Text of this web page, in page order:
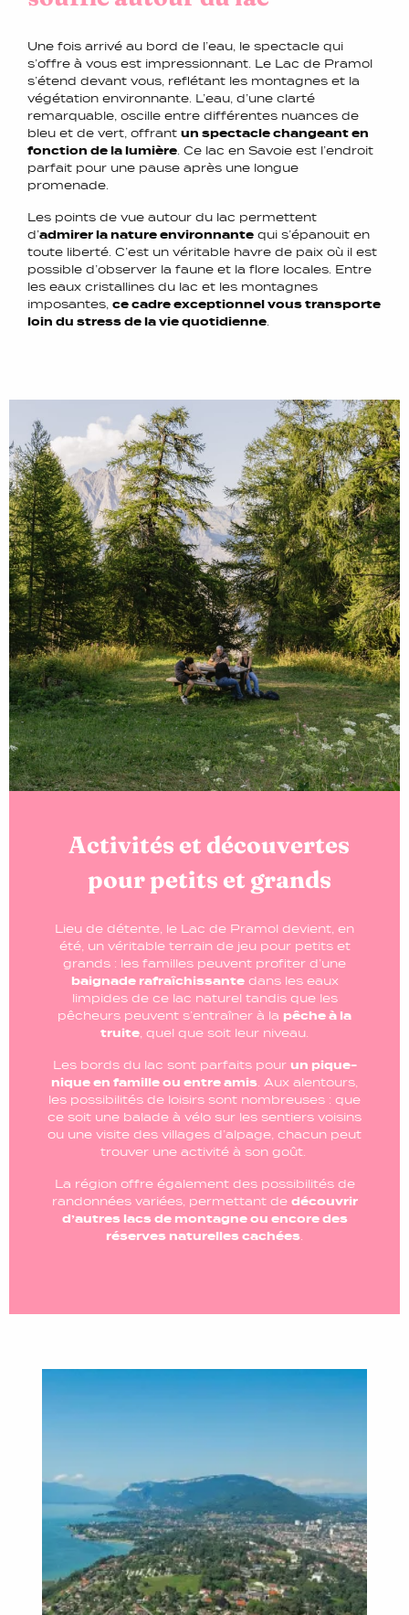
Une fois arrivé au bord de l’eau, le spectacle qui
s’offre à vous est impressionnant. Le Lac de Pramol
s’étend devant vous, reflétant les montagnes et la
végétation environnante. L’eau, d’une clarté
remarquable, oscille entre différentes nuances de
bleu et de vert, offrant un spectacle changeant en
fonction de la lumière . Ce lac en Savoie est l’endroit
parfait pour une pause après une longue
promenade.
Les points de vue autour du lac permettent
d’admirer la nature environnante qui s’épanouit en
toute liberté. C’est un véritable havre de paix où il est
possible d’observer la faune et la flore locales. Entre
les eaux cristallines du lac et les montagnes
imposantes, ce cadre exceptionnel vous transporte
loin du stress de la vie quotidienne
Activités et découvertes
pour petits et grands
Lieu de détente, le Lac de Pramol devient, en
été, un véritable terrain de jeu pour petits et
grands : les familles peuvent profiter d’une
baignade rafraîchissantedans les eaux
limpides de ce lac naturel tandis que les
pêcheurs peuvent s’entraîner à la pêche à la
truite, quel que soit leur niveau.
Les bords du lac sont parfaits pour un pique-
nique en famille ou entre amis. Aux alentours,
les possibilités de loisirs sont nombreuses : que
ce soit une balade à vélo sur les sentiers voisins
ou une visite des villages d’alpage, chacun peut
trouver une activité à son goût.
La région offre également des possibilités de
randonnées variées, permettant de découvrir
d’autres lacs de montagne ou encore des
réserves naturelles cachées.